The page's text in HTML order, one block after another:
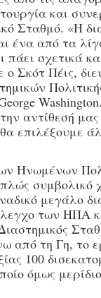
και
Σταθμό. «Η
ένα από τα
πάει σχετικά
Σκότ Πέις,
αντίθεσή μας
επιλέξουμε
Ηνωμένων
συμβολικό
μεγάλο
των ΗΠΑ
από τη Γη, το
100
όμως